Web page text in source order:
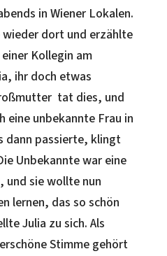
in Wiener Lokalen.
wieder dort und erzählte
Kollegin am
ihr doch etwas
tat dies, und
eine unbekannte Frau in
dann passierte, klingt
Unbekannte war eine
und sie wollte nun
lernen, das so schön
Julia zu sich. Als
Stimme gehört